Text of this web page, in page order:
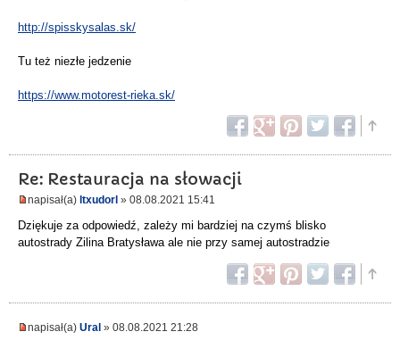
http://spisskysalas.sk/
Tu też niezłe jedzenie
https://www.motorest-rieka.sk/
Re: Restauracja na słowacji
napisał(a) ltxudorl » 08.08.2021 15:41
Dziękuje za odpowiedź, zależy mi bardziej na czymś blisko
autostrady Zilina Bratysława ale nie przy samej autostradzie
napisał(a) Ural » 08.08.2021 21:28